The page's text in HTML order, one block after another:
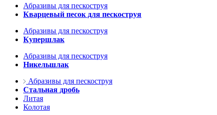
Абразивы для пескоструя
Кварцевый песок для пескоструя
Абразивы для пескоструя
Купершлак
Абразивы для пескоструя
Никельшлак
Абразивы для пескоструя
Стальная дробь
Литая
Колотая